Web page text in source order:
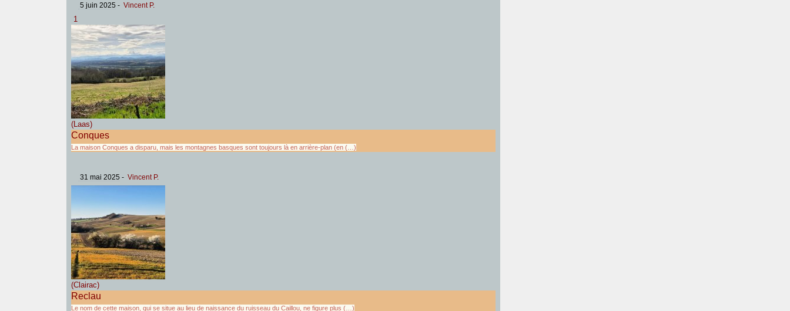
5 juin 2025 - Vincent P.
1
(Laas)
Conques
La maison Conques a disparu, mais les montagnes basques sont toujours là en arrière-plan (en (…)
31 mai 2025 - Vincent P.
(Clairac)
Reclau
Le nom de cette maison, qui se situe au lieu de naissance du ruisseau du Caillou, ne figure plus (…)